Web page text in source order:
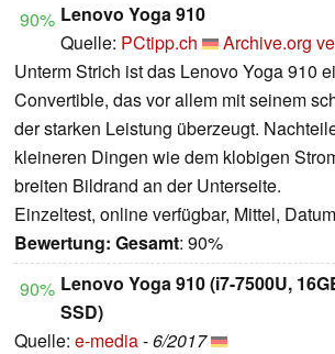
90% Lenovo Yoga 910
Quelle: PCtipp.ch
Archive.org
Unterm Strich ist das Lenovo Yoga 910
Convertible, das vor allem mit seinem
der starken Leistung überzeugt.
kleineren Dingen wie dem klobigen
breiten Bildrand an der Unterseite.
Einzeltest, online verfügbar, Mittel,
Bewertung: Gesamt: 90%
90% Lenovo Yoga 910 (i7-7500U,
SSD)
Quelle: e-media-6/2017